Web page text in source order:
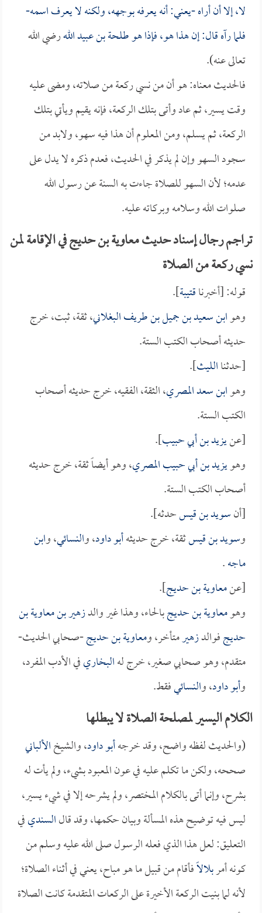
لا، إلا أن أراه -يعني: أنه يعرفه بوجهه، ولكنه لا يعرف اسمه-
فلما رآه قال: إن هذا هو، فإذا هوطلحة بن عبيد اللهرضي الله
تعالى عنه).
فالحديث معناه: هو أن من نسي ركعة من صلاته، ومضى عليه
وقت يسير، ثم عاد وأتى بتلك الركعة، فإنه يقيم ويأتي بتلك
الركعة، ثم يسلم، ومن المعلوم أن هذا فيه سهو، ولابد من
سجود السهو وإن لم يذكر في الحديث، فعدم ذكره لا يدل على
عدمه؛ لأن السهو للصلاة جاءت به السنة عن رسول الله
صلوات الله وسلامه وبركاته عليه.
تراجم رجال إسناد حديث معاوية بن حديج في الإقامة لمن
نسي ركعة من الصلاة
قوله: [أخبرناقتيبة].
وهوابن سعيد بن جميل بن طريف البغلاني، ثقة، ثبت، خرج
حديثه أصحاب الكتب الستة.
[حدثناالليث].
وهوابن سعد المصري، الثقة، الفقيه، خرج حديثه أصحاب
الكتب الستة.
[عنيزيد بن أبي حبيب].
وهويزيد بن أبي حبيب المصري، وهو أيضاً ثقة، خرج حديثه
أصحاب الكتب الستة.
[أنسويد بن قيسحدثه].
وسويد بن قيسثقة، خرج حديثهأبو داود، والنسائي، وابن
ماجه.
[عنمعاوية بن حديج].
وهومعاوية بن حديجبالحاء، وهذا غير والدزهير بن معاوية بن
حديجفوالدزهيرمتأخر، ومعاوية بن حديج-صحابي الحديث-
متقدم، وهو صحابي صغير، خرج لهالبخاريفي الأدب المفرد،
وأبو داود، والنسائيفقط.
الكلام اليسير لمصلحة الصلاة لا يبطلها
(والحديث لفظه واضح، وقد خرجهأبو داود، والشيخالألباني
صححه، ولكن ما تكلم عليه في عون المعبود بشيء، ولم يأت له
بشرح، وإنما أتى بالكلام المختصر، ولم يشرحه إلا في شيء يسير،
ليس فيه توضيح هذه المسألة وبيان حكمها، وقد قالالسنديفي
التعليق: لعل هذا الذي فعله الرسول صلى الله عليه وسلم من
كونه أمربلالاًفأقام من قبيل ما هو مباح، يعني في أثناء الصلاة؛
لأنه لما بنيت الركعة الأخيرة على الركعات المتقدمة كانت الصلاة